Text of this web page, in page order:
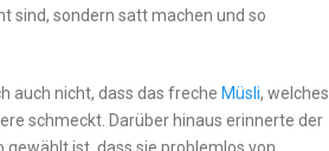
sind, sondern satt machen und so
auch nicht, dass das freche Müsli, welches
schmeckt. Darüber hinaus erinnerte der